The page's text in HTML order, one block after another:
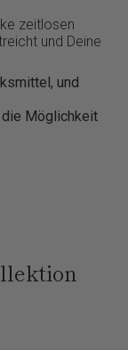
zeitlosen
und Deine
und
Möglichkeit